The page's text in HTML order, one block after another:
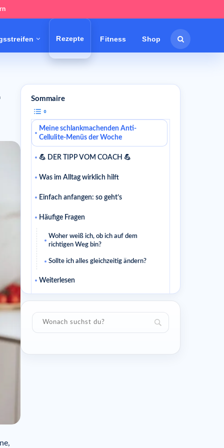
Rezepte Fitness Shop
Sommaire
Meine schlankmachenden Anti-
Cellulite-Menüs der Woche
💪 DER TIPP VOM COACH 💪
Was im Alltag wirklich hilft
Einfach anfangen: so geht’s
Häufige Fragen
Woher weiß ich, ob ich auf dem
richtigen Weg bin?
Sollte ich alles gleichzeitig ändern?
Weiterlesen
Wie sich dieser Beitrag sinnvoll